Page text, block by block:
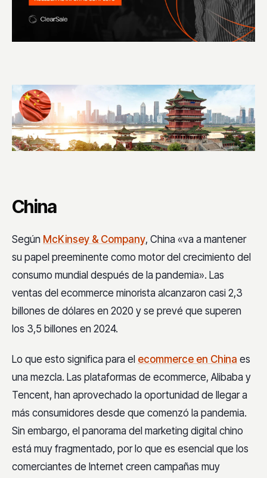
China
Según McKinsey & Company, China «va a mantener
su papel preeminente como motor del crecimiento del
consumo mundial después de la pandemia». Las
ventas del ecommerce minorista alcanzaron casi 2,3
billones de dólares en 2020 y se prevé que superen
los 3,5 billones en 2024.
Lo que esto significa para el ecommerce en China es
una mezcla. Las plataformas de ecommerce, Alibaba y
Tencent, han aprovechado la oportunidad de llegar a
más consumidores desde que comenzó la pandemia.
Sin embargo, el panorama del marketing digital chino
está muy fragmentado, por lo que es esencial que los
comerciantes de Internet creen campañas muy